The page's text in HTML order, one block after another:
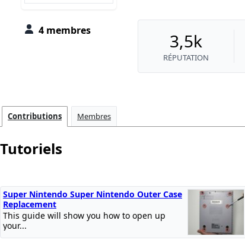
4 membres 3,5k
RÉPUTATION
Contributions Membres
Tutoriels
Super Nintendo Super Nintendo Outer Case
Replacement
This guide will show you how to open up
your...